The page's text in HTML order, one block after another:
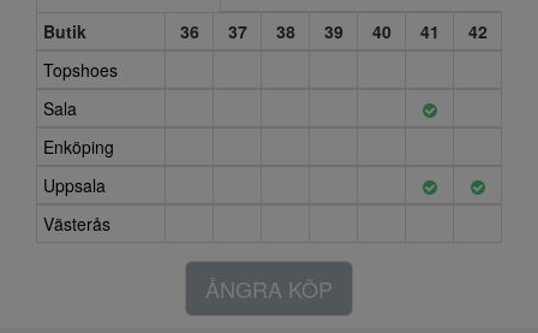
Butik
36 37 38 39 40 41
42
Topshoes
Sala
Enköping
Uppsala
Västerås
ÅNGRA KÖP